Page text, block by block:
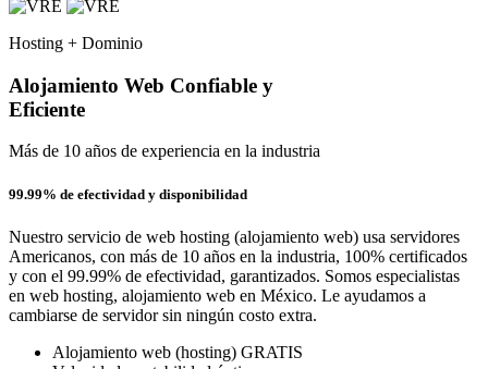
Hosting + Dominio
Alojamiento Web Confiable y
Eficiente
Más de 10 años de experiencia en la industria
99.99% de efectividad y disponibilidad
Nuestro servicio de web hosting (alojamiento web) usa servidores
Americanos, con más de 10 años en la industria, 100% certificados
y con el 99.99% de efectividad, garantizados. Somos especialistas
en web hosting, alojamiento web en México. Le ayudamos a
cambiarse de servidor sin ningún costo extra.
Alojamiento web (hosting) GRATIS